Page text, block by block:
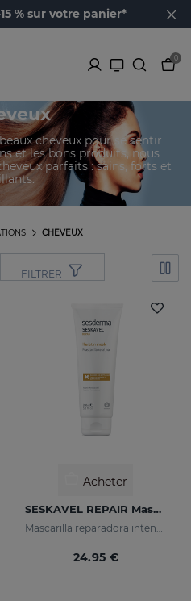
% sur votre panier*
0
cheveux pour se sentir
et les bons produits, nous
parfaits : sains, forts et
CHEVEUX
FILTRER
Acheter
SESKAVEL REPAIR Masque Kératine
Mascarilla reparadora intensiva que reconstruye, nutre el cabello y evita el encrespamiento.
24.95 €